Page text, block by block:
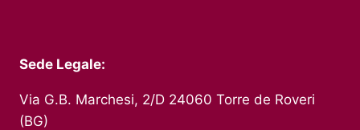
Sede Legale:
Via G.B. Marchesi, 2/D 24060 Torre de Roveri
(BG)